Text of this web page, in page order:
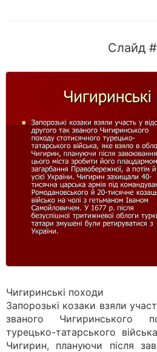
Слайд
Чигиринські походи
Запорозькі козаки взяли
званого Чигиринського
турецько-татарського
Чигирин, плануючи після